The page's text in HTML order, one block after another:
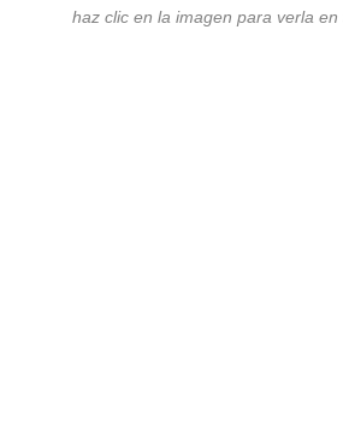
haz clic en la imagen para verla